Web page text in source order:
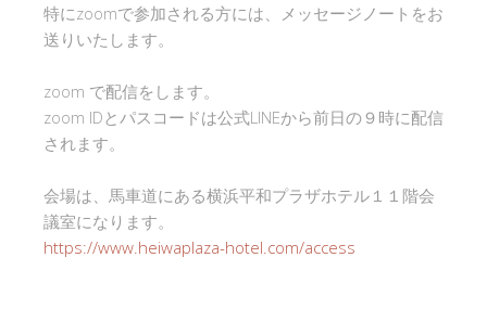
特にzoomで参加される方には、メッセージノートをお
送りいたします。
zoom で配信をします。
zoom IDとパスコードは公式LINEから前日の９時に配信
されます。
会場は、馬車道にある横浜平和プラザホテル１１階会
議室になります。
https://www.heiwaplaza-hotel.com/access